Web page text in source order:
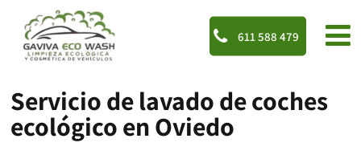
611 588 479
Servicio de lavado de coches
ecológico en Oviedo